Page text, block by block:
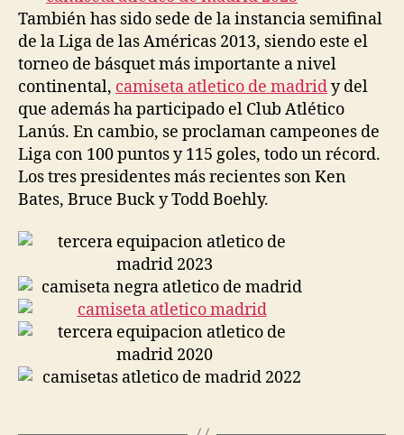
También has sido sede de la instancia semifinal
de la Liga de las Américas 2013, siendo este el
torneo de básquet más importante a nivel
continental, camiseta atletico de madridy del
que además ha participado el Club Atlético
Lanús. En cambio, se proclaman campeones de
Liga con 100 puntos y 115 goles, todo un récord.
Los tres presidentes más recientes son Ken
Bates, Bruce Buck y Todd Boehly.